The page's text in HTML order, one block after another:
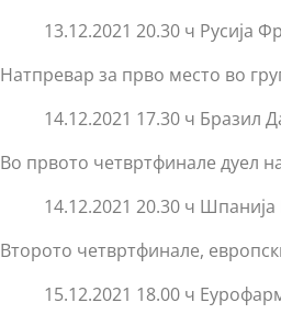
13.12.2021 20.30 ч Русија
Натпревар за прво место во
14.12.2021 17.30 ч Бразил
Во првото четвртфинале дуел
14.12.2021 20.30 ч
Второто четвртфинале,
15.12.2021 18.00 ч